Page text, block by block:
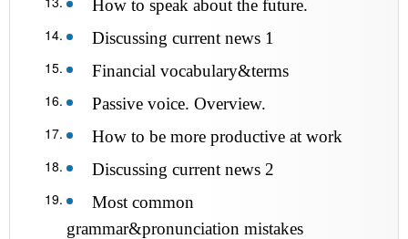
How to speak about the future.
Discussing current news 1
Financial vocabulary&terms
Passive voice. Overview.
How to be more productive at work
Discussing current news 2
Most common
grammar&pronunciation mistakes